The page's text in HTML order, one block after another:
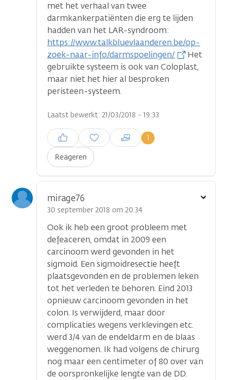
met het verhaal van twee
darmkankerpatiënten die erg te lijden
hadden van het LAR-syndroom:
https://www.talkbluevlaanderen.be/op-
zoek-naar-info/darmspoelingen/
Het
gebruikte systeem is ook van Coloplast,
maar niet het hier al besproken
peristeen-systeem.
Laatst bewerkt: 21/03/2018 - 19:33
Reageren
1
Inloggen om een reactie te
plaatsen
mirage76
30 september 2018 om 20.34
Ook ik heb een groot probleem met
defeaceren, omdat in 2009 een
carcinoom werd gevonden in het
sigmoid. Een sigmoidresectie heeft
plaatsgevonden en de problemen leken
tot het verleden te behoren. Eind 2013
opnieuw carcinoom gevonden in het
colon. Is verwijderd, maar door
complicaties wegens verklevingen etc.
werd 3/4 van de endeldarm en de blaas
weggenomen. Ik had volgens de chirurg
nog maar een centimeter of 80 over van
de oorspronkelijke lengte van de DD.
Toon